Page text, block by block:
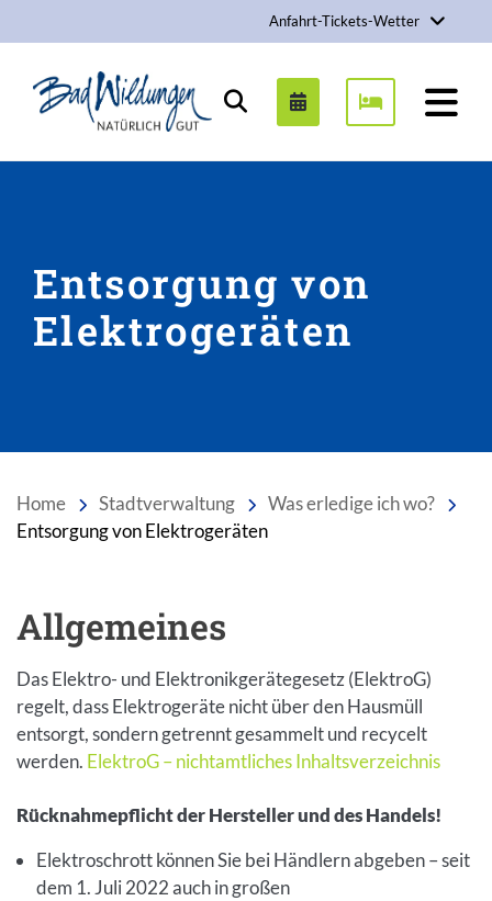
Anfahrt-Tickets-Wetter
Stadt Bad Wildungen
Suchen
Entsorgung von
Elektrogeräten
Home Stadtverwaltung
Was erledige ich wo?
Entsorgung von Elektrogeräten
Einleitung
Allgemeines
Das Elektro- und Elektronikgerätegesetz (ElektroG)
regelt, dass Elektrogeräte nicht über den Hausmüll
entsorgt, sondern getrennt gesammelt und recycelt
werden. ElektroG – nichtamtliches Inhaltsverzeichnis
Inhalt
Rücknahmepflicht der Hersteller und des Handels!
Elektroschrott können Sie bei Händlern abgeben – seit
dem 1. Juli 2022 auch in großen